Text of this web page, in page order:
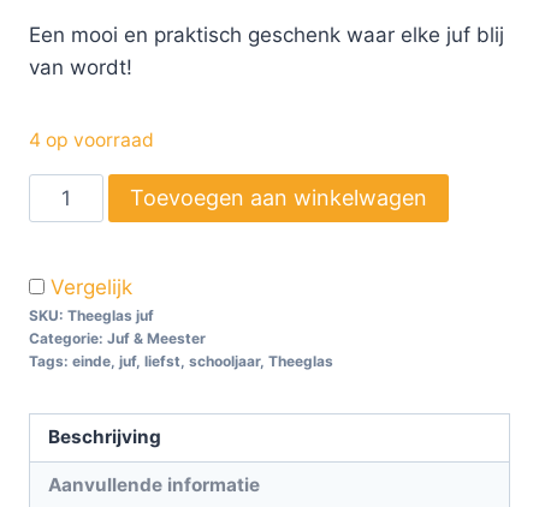
Een mooi en praktisch geschenk waar elke juf blij
van wordt!
4 op voorraad
Toevoegen aan winkelwagen
Vergelijk
SKU: Theeglas juf
Categorie: Juf & Meester
Tags: einde juf, liefst schooljaar, Theeglas
Beschrijving
Aanvullende informatie